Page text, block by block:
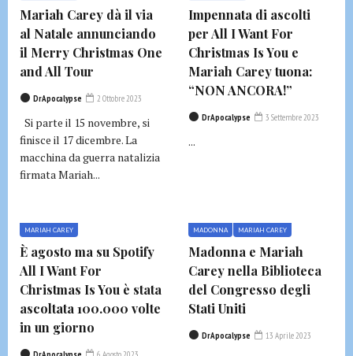
Mariah Carey dà il via
al Natale annunciando
il Merry Christmas One
and All Tour
DrApocalypse 2 Ottobre 2023
Si parte il 15 novembre, si
finisce il 17 dicembre. La
macchina da guerra natalizia
firmata Mariah...
Impennata di ascolti
per All I Want For
Christmas Is You e
Mariah Carey tuona:
“NON ANCORA!”
DrApocalypse 3 Settembre 2023
...
MARIAH CAREY
È agosto ma su Spotify
All I Want For
Christmas Is You è stata
ascoltata 100.000 volte
in un giorno
MADONNA MARIAH CAREY
Madonna e Mariah
Carey nella Biblioteca
del Congresso degli
Stati Uniti
DrApocalypse 13 Aprile 2023